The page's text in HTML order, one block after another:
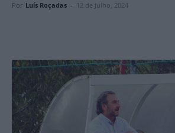
Por Luís Roçadas - 12 de Julho, 2024